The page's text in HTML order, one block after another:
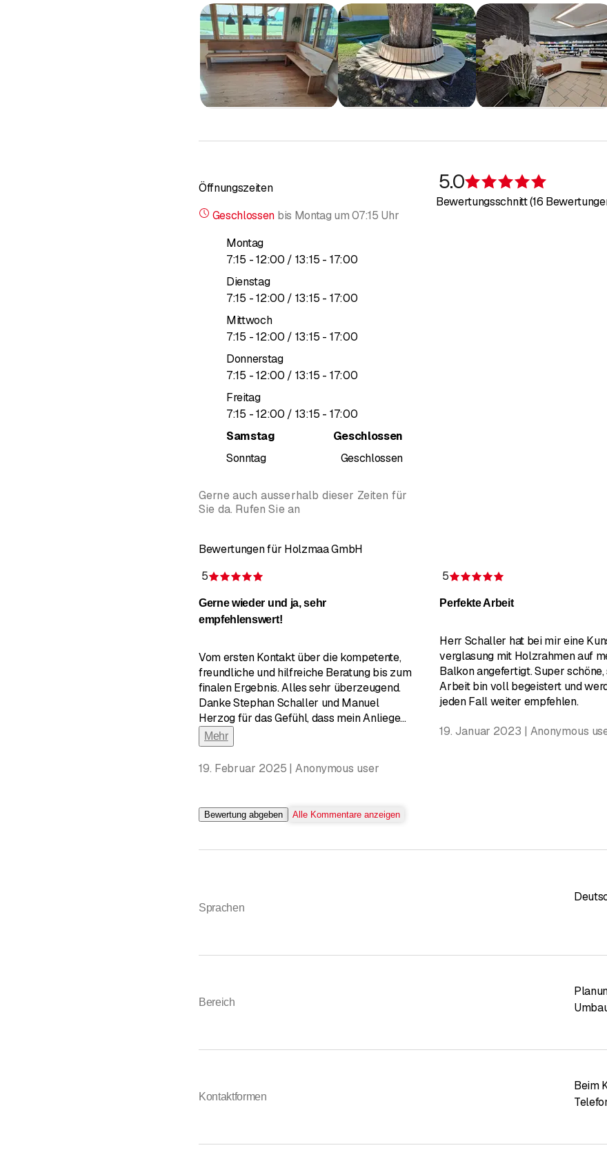
Öffnungszeiten
Geschlossen bis Montag um 07:15 Uhr
Montag
7:15 - bis
12:00 / 13:15 - bis
17:00
Dienstag
7:15 - bis
12:00 / 13:15 - bis
17:00
Mittwoch
7:15 - bis
12:00 / 13:15 - bis
17:00
Donnerstag
7:15 - bis
12:00 / 13:15 - bis
17:00
Freitag
7:15 - bis
12:00 / 13:15 - bis
17:00
Samstag
Geschlossen
Sonntag
Geschlossen
Gerne auch ausserhalb dieser Zeiten für
Sie da. Rufen Sie an
5.0
Bewertungsschnitt (16
Bewertungen für Holzmaa GmbH
5
Gerne wieder und ja, sehr
empfehlenswert!
Vom ersten Kontakt über die kompetente,
freundliche und hilfreiche Beratung bis zum
finalen Ergebnis. Alles sehr überzeugend.
Danke Stephan Schaller und Manuel
Herzog für das Gefühl, dass mein Anliege...
Mehr
19. Februar 2025 | Anonymous user
5
Perfekte Arbeit
Herr Schaller hat bei mir eine
verglasung mit Holzrahmen auf
Balkon angefertigt. Super
Arbeit bin voll begeistert und
jeden Fall weiter empfehlen.
19. Januar 2023 | Anonymous
Bewertung abgeben Alle Kommentare anzeigen
Sprachen
Bereich
Kontaktformen
Beim